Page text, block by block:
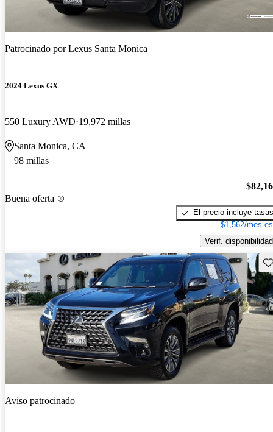
Patrocinado porLexus Santa Monica
2024 Lexus GX
550 Luxury AWD 19,972 millas
Santa Monica, CA
98 millas
Buena oferta
El precio incluye tasas
$1,562/mes
Verif. disponibilidad
Aviso patrocinado